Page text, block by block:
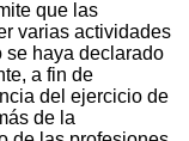
que las
varias actividades
se haya declarado
a fin de
del ejercicio de
de la